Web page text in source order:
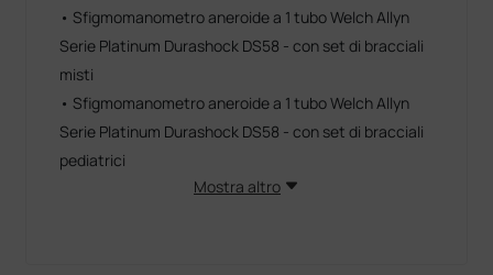
• Sfigmomanometro aneroide a 1 tubo Welch Allyn
Serie Platinum Durashock DS58 - con set di bracciali
misti
• Sfigmomanometro aneroide a 1 tubo Welch Allyn
Serie Platinum Durashock DS58 - con set di bracciali
pediatrici
Mostra altro